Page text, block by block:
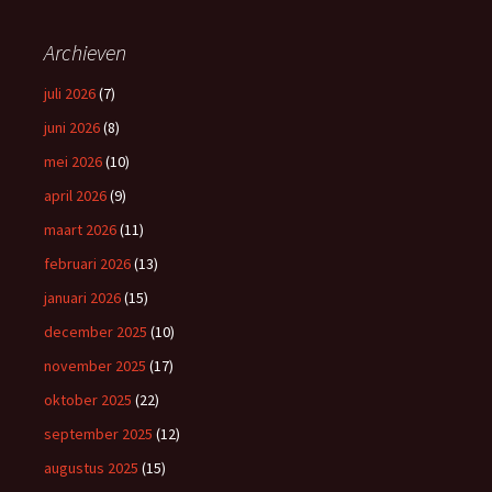
Archieven
juli 2026(7)
juni 2026(8)
mei 2026(10)
april 2026(9)
maart 2026(11)
februari 2026(13)
januari 2026(15)
december 2025 (10)
november 2025 (17)
oktober 2025 (22)
september 2025 (12)
augustus 2025 (15)